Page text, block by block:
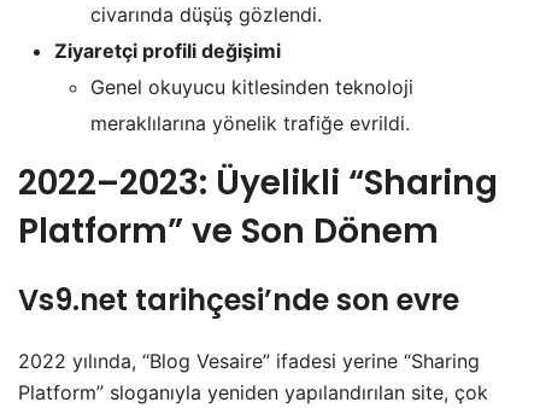
civarında düşüş gözlendi.
Ziyaretçi profili değişimi
Genel okuyucu kitlesinden teknoloji
meraklılarına yönelik trafiğe evrildi.
2022–2023: Üyelikli “Sharing
Platform” ve Son Dönem
Vs9.net tarihçesi’nde son evre
2022 yılında, “Blog Vesaire” ifadesi yerine “Sharing
Platform” sloganıyla yeniden yapılandırılan site, çok